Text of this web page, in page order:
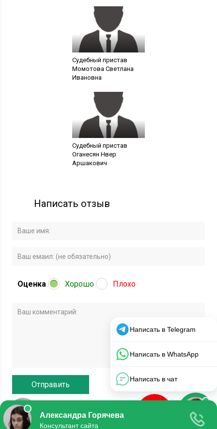
Судебный пристав
Момотова Светлана
Ивановна
Судебный пристав
Оганесян Нвер
Аршакович
Написать отзыв
Оценка Хорошо Плохо